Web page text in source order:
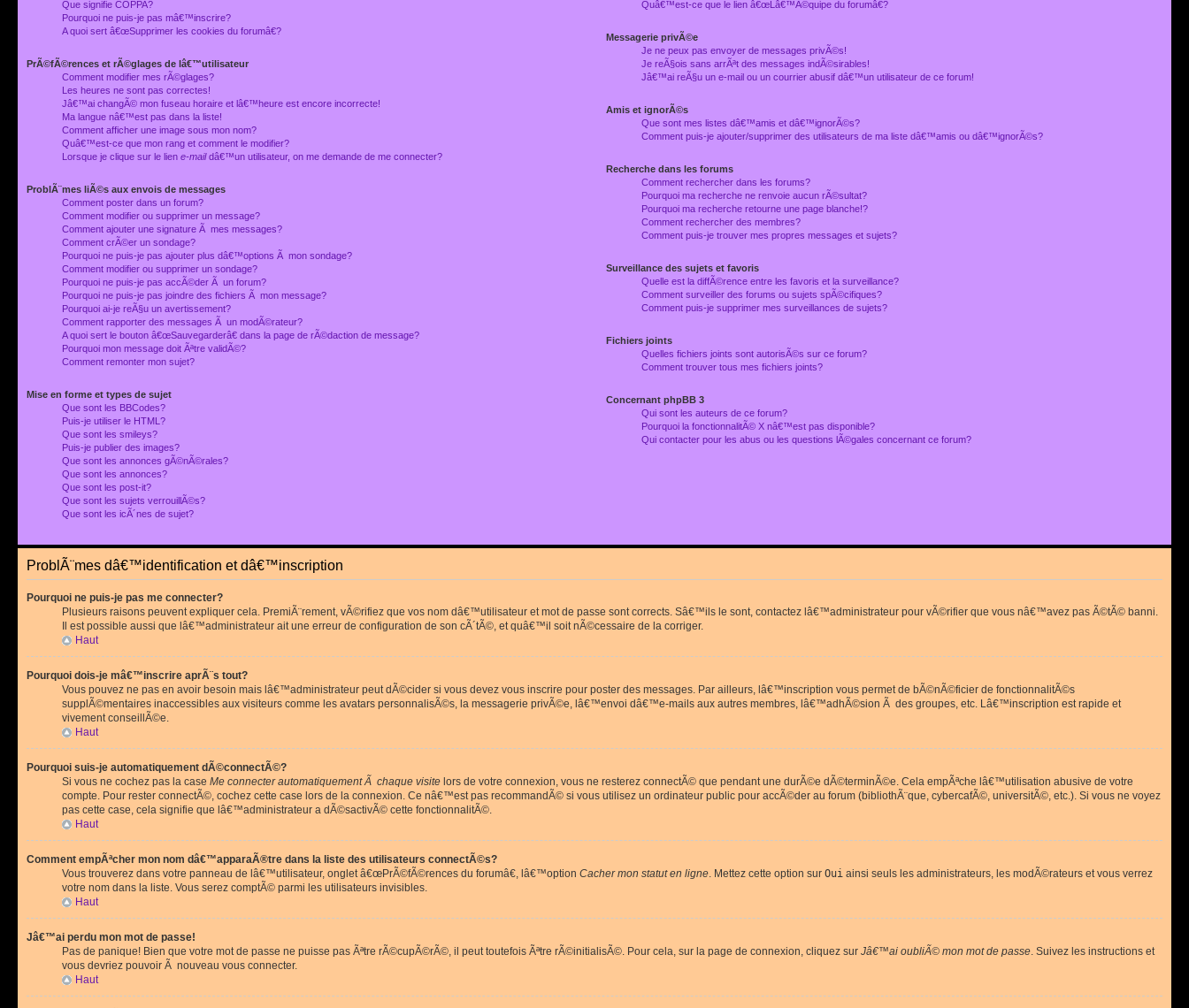
Que signifie COPPA?
Pourquoi ne puis-je pas mâ€™inscrire?
A quoi sert â€œSupprimer les cookies du forumâ€?
PrÃ©fÃ©rences et rÃ©glages de lâ€™utilisateur
Comment modifier mes rÃ©glages?
Les heures ne sont pas correctes!
Jâ€™ai changÃ© mon fuseau horaire et lâ€™heure est encore incorrecte!
Ma langue nâ€™est pas dans la liste!
Comment afficher une image sous mon nom?
Quâ€™est-ce que mon rang et comment le modifier?
Lorsque je clique sur le lien e-maildâ€™un utilisateur, on me demande de me connecter?
ProblÃ¨mes liÃ©s aux envois de messages
Comment poster dans un forum?
Comment modifier ou supprimer un message?
Comment ajouter une signature Ã mes messages?
Comment crÃ©er un sondage?
Pourquoi ne puis-je pas ajouter plus dâ€™options Ã mon sondage?
Comment modifier ou supprimer un sondage?
Pourquoi ne puis-je pas accÃ©der Ã un forum?
Pourquoi ne puis-je pas joindre des fichiers Ã mon message?
Pourquoi ai-je reÃ§u un avertissement?
Comment rapporter des messages Ã un modÃ©rateur?
A quoi sert le bouton â€œSauvegarderâ€ dans la page de rÃ©daction de message?
Pourquoi mon message doit Ãªtre validÃ©?
Comment remonter mon sujet?
Mise en forme et types de sujet
Que sont les BBCodes?
Puis-je utiliser le HTML?
Que sont les smileys?
Puis-je publier des images?
Que sont les annonces gÃ©nÃ©rales?
Que sont les annonces?
Que sont les post-it?
Que sont les sujets verrouillÃ©s?
Que sont les icÃ´nes de sujet?
Quâ€™est-ce que le lien â€œLâ€™Ã©quipe du forumâ€?
Messagerie privÃ©e
Je ne peux pas envoyer de messages privÃ©s!
Je reÃ§ois sans arrÃªt des messages indÃ©sirables!
Jâ€™ai reÃ§u un e-mail ou un courrier abusif dâ€™un utilisateur de ce forum!
Amis et ignorÃ©s
Que sont mes listes dâ€™amis et dâ€™ignorÃ©s?
Comment puis-je ajouter/supprimer des utilisateurs de ma liste dâ€™amis ou dâ€™ignorÃ©s?
Recherche dans les forums
Comment rechercher dans les forums?
Pourquoi ma recherche ne renvoie aucun rÃ©sultat?
Pourquoi ma recherche retourne une page blanche!?
Comment rechercher des membres?
Comment puis-je trouver mes propres messages et sujets?
Surveillance des sujets et favoris
Quelle est la diffÃ©rence entre les favoris et la surveillance?
Comment surveiller des forums ou sujets spÃ©cifiques?
Comment puis-je supprimer mes surveillances de sujets?
Fichiers joints
Quelles fichiers joints sont autorisÃ©s sur ce forum?
Comment trouver tous mes fichiers joints?
Concernant phpBB 3
Qui sont les auteurs de ce forum?
Pourquoi la fonctionnalitÃ© X nâ€™est pas disponible?
Qui contacter pour les abus ou les questions lÃ©gales concernant ce forum?
ProblÃ¨mes dâ€™identification et dâ€™inscription
Pourquoi ne puis-je pas me connecter?
Plusieurs raisons peuvent expliquer cela. PremiÃ¨rement, vÃ©rifiez que vos nom dâ€™utilisateur et mot de passe sont corrects. Sâ€™ils le sont, contactez lâ€™administrateur pour vÃ©rifier que vous nâ€™avez pas Ã©tÃ© banni.
Il est possible aussi que lâ€™administrateur ait une erreur de configuration de son cÃ´tÃ©, et quâ€™il soit nÃ©cessaire de la corriger.
Haut
Pourquoi dois-je mâ€™inscrire aprÃ¨s tout?
Vous pouvez ne pas en avoir besoin mais lâ€™administrateur peut dÃ©cider si vous devez vous inscrire pour poster des messages. Par ailleurs, lâ€™inscription vous permet de bÃ©nÃ©ficier de fonctionnalitÃ©s
supplÃ©mentaires inaccessibles aux visiteurs comme les avatars personnalisÃ©s, la messagerie privÃ©e, lâ€™envoi dâ€™e-mails aux autres membres, lâ€™adhÃ©sion Ã des groupes, etc. Lâ€™inscription est rapide et
vivement conseillÃ©e.
Haut
Pourquoi suis-je automatiquement dÃ©connectÃ©?
Si vous ne cochez pas la case Me connecter automatiquement Ã chaque visite lors de votre connexion, vous ne resterez connectÃ© que pendant une durÃ©e dÃ©terminÃ©e. Cela empÃªche lâ€™utilisation abusive de votre
compte. Pour rester connectÃ©, cochez cette case lors de la connexion. Ce nâ€™est pas recommandÃ© si vous utilisez un ordinateur public pour accÃ©der au forum (bibliothÃ¨que, cybercafÃ©, universitÃ©, etc.). Si vous ne voyez
pas cette case, cela signifie que lâ€™administrateur a dÃ©sactivÃ© cette fonctionnalitÃ©.
Haut
Comment empÃªcher mon nom dâ€™apparaÃ®tre dans la liste des utilisateurs connectÃ©s?
Vous trouverez dans votre panneau de lâ€™utilisateur, onglet â€œPrÃ©fÃ©rences du forumâ€, lâ€™option Cacher mon statut en ligne. Mettez cette option sur Oui ainsi seuls les administrateurs, les modÃ©rateurs et vous verrez
votre nom dans la liste. Vous serez comptÃ© parmi les utilisateurs invisibles.
Haut
Jâ€™ai perdu mon mot de passe!
Pas de panique! Bien que votre mot de passe ne puisse pas Ãªtre rÃ©cupÃ©rÃ©, il peut toutefois Ãªtre rÃ©initialisÃ©. Pour cela, sur la page de connexion, cliquez sur Jâ€™ai oubliÃ© mon mot de passe. Suivez les instructions et
vous devriez pouvoir Ã nouveau vous connecter.
Haut